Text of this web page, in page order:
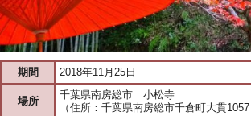
期間 2018年11月25日
場所
千葉県南房総市 小松寺
（住所：千葉県南房総市千倉町大貫1057